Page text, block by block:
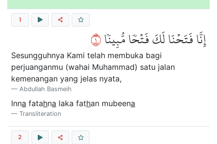
1
إِنَّا فَتَحۡنَا لَكَ فَتۡحٗا مُّبِينٗا١
Sesungguhnya Kami telah membuka bagi
perjuanganmu (wahai Muhammad) satu jalan
kemenangan yang jelas nyata,
Abdullah Basmeih
Inna fatahna laka fathan mubeena
Transliteration
2